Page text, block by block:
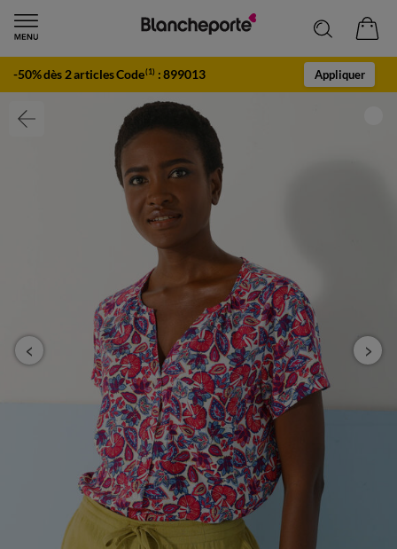
-50% dès 2 articles Code(1) :899013 Appliquer